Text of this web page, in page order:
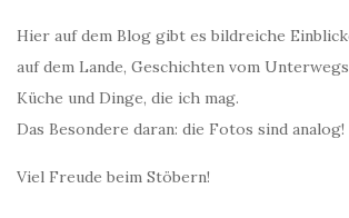
Hier auf dem Blog gibt es bildreiche
auf dem Lande, Geschichten vom
Küche und Dinge, die ich mag.
Das Besondere daran: die Fotos sind analog!
Viel Freude beim Stöbern!